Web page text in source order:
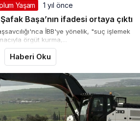
Yaşam 1 yıl önce
Başa’nın ifadesi ortaya çıktı
İBB'ye yönelik, "suç işlemek
örgüt kurma,...
Haberi Oku